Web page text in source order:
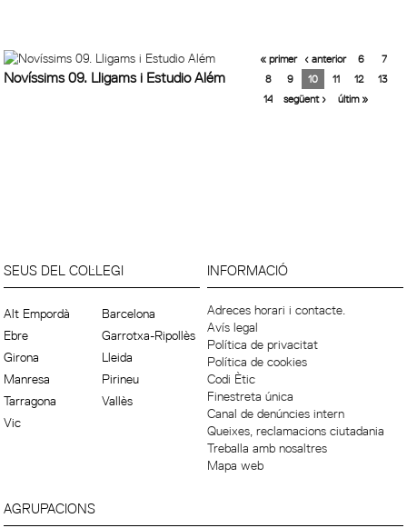
Novíssims 09. Lligams i Estudio Além
« primer ‹ anterior 6
7
8
9 10 11 12
13
14
següent › últim »
SEUS DEL COL·LEGI
Alt Empordà
Barcelona
Ebre
Garrotxa-Ripollès
Girona
Lleida
Manresa
Pirineu
Tarragona
Vallès
Vic
INFORMACIÓ
Adreces horari i contacte.
Avís legal
Política de privacitat
Política de cookies
Codi Ètic
Finestreta única
Canal de denúncies intern
Queixes, reclamacions ciutadania
Treballa amb nosaltres
Mapa web
AGRUPACIONS